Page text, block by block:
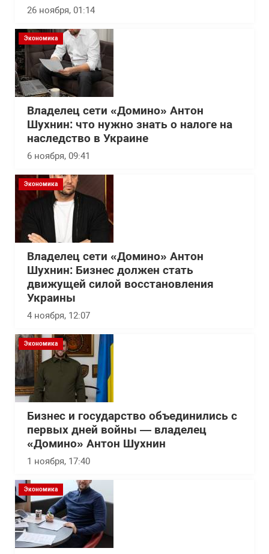
26 ноября, 01:14
Экономика
Владелец сети «Домино» Антон
Шухнин: что нужно знать о налоге на
наследство в Украине
6 ноября, 09:41
Экономика
Владелец сети «Домино» Антон
Шухнин: Бизнес должен стать
движущей силой восстановления
Украины
4 ноября, 12:07
Экономика
Бизнес и государство объединились с
первых дней войны — владелец
«Домино» Антон Шухнин
1 ноября, 17:40
Экономика